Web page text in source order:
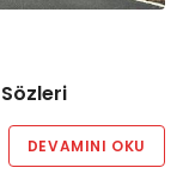
DEVAMINI OKU